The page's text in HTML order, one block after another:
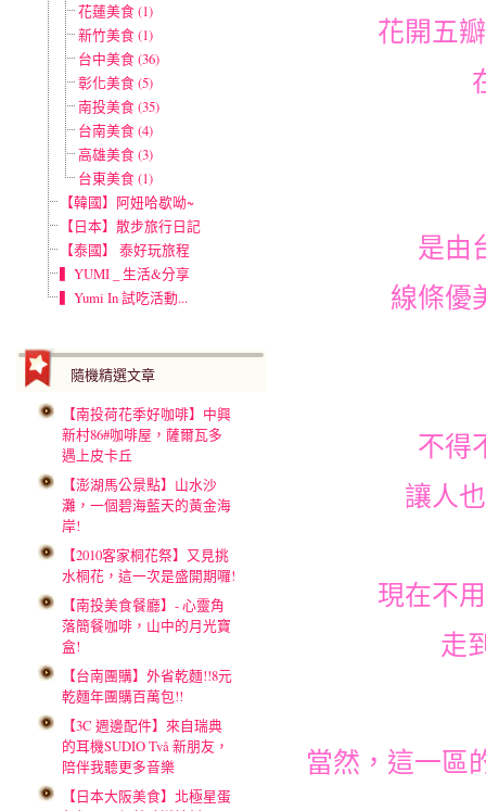
花蓮美食 (1)
新竹美食 (1)
台中美食 (36)
彰化美食 (5)
南投美食 (35)
台南美食 (4)
高雄美食 (3)
台東美食 (1)
【韓國】阿妞哈歇呦~
【日本】散步旅行日記
【泰國】 泰好玩旅程
▍YUMI _ 生活&分享
▍Yumi In 試吃活動...
隨機精選文章
【南投荷花季好咖啡】中興
新村86#咖啡屋，薩爾瓦多
遇上皮卡丘
【澎湖馬公景點】山水沙
灘，一個碧海藍天的黃金海
岸!
【2010客家桐花祭】又見挑
水桐花，這一次是盛開期囉!
【南投美食餐廳】- 心靈角
落簡餐咖啡，山中的月光寶
盒!
【台南團購】外省乾麵!!8元
乾麵年團購百萬包!!
【3C 週邊配件】來自瑞典
的耳機SUDIO Två 新朋友，
陪伴我聽更多音樂
【日本大阪美食】北極星蛋
花開五
是由
線條優
不得
讓人
現在不
走
當然，這一區